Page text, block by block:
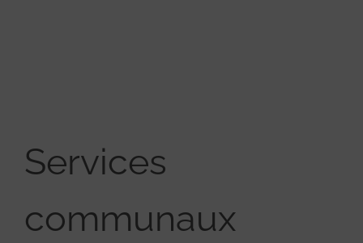
Services
communaux